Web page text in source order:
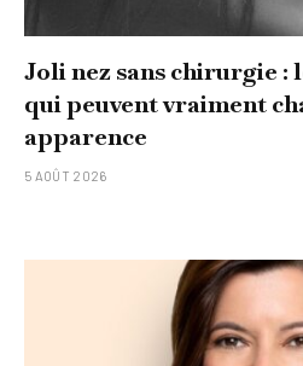
Joli nez sans chirurgie :
qui peuvent vraiment
apparence
5 AOÛT 2026